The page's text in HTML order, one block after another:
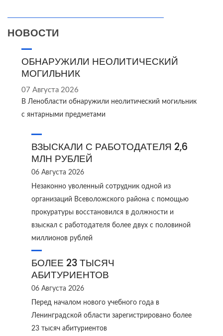
НОВОСТИ
ОБНАРУЖИЛИ НЕОЛИТИЧЕСКИЙ
МОГИЛЬНИК
07 Августа 2026
В Ленобласти обнаружили неолитический могильник
с янтарными предметами
ВЗЫСКАЛИ С РАБОТОДАТЕЛЯ 2,6
МЛН РУБЛЕЙ
06 Августа 2026
Незаконно уволенный сотрудник одной из
организаций Всеволожского района с помощью
прокуратуры восстановился в должности и
взыскал с работодателя более двух с половиной
миллионов рублей
БОЛЕЕ 23 ТЫСЯЧ
АБИТУРИЕНТОВ
06 Августа 2026
Перед началом нового учебного года в
Ленинградской области зарегистрировано более
23 тысяч абитуриентов